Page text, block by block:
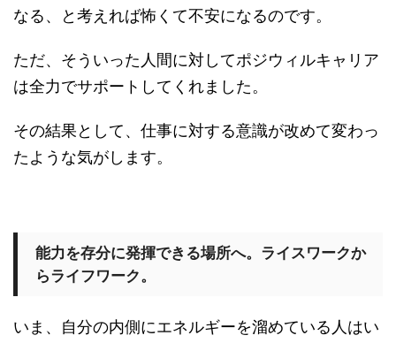
なる、と考えれば怖くて不安になるのです。
ただ、そういった人間に対してポジウィルキャリア
は全力でサポートしてくれました。
その結果として、仕事に対する意識が改めて変わっ
たような気がします。
能力を存分に発揮できる場所へ。ライスワークか
らライフワーク。
いま、自分の内側にエネルギーを溜めている人はい